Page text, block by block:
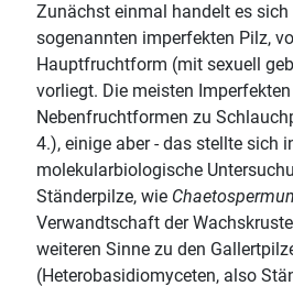
Zunächst einmal handelt es sich
sogenannten imperfekten Pilz,
Hauptfruchtform (mit sexuell
vorliegt. Die meisten
Nebenfruchtformen zu
4.), einige aber - das stellte sich
molekularbiologische
Ständerpilze, wie
Verwandtschaft der
weiteren Sinne zu den
(Heterobasidiomyceten, also